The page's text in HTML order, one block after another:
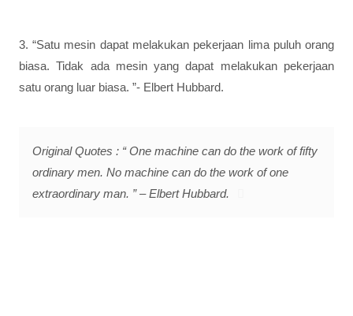
3. “Satu mesin dapat melakukan pekerjaan lima puluh orang
biasa. Tidak ada mesin yang dapat melakukan pekerjaan
satu orang luar biasa. ”- Elbert Hubbard.
Original Quotes : “ One machine can do the work of fifty
ordinary men. No machine can do the work of one
extraordinary man. ” – Elbert Hubbard.